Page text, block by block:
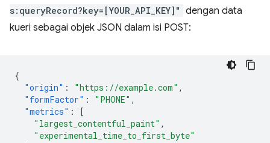
s:queryRecord?key=[YOUR_API_KEY]" dengan data
kueri sebagai objek JSON dalam isi POST:
{
"origin" : "https://example.com" ,
"formFactor" : "PHONE" ,
"metrics" :
[
"largest_contentful_paint" ,
"experimental_time_to_first_byte"